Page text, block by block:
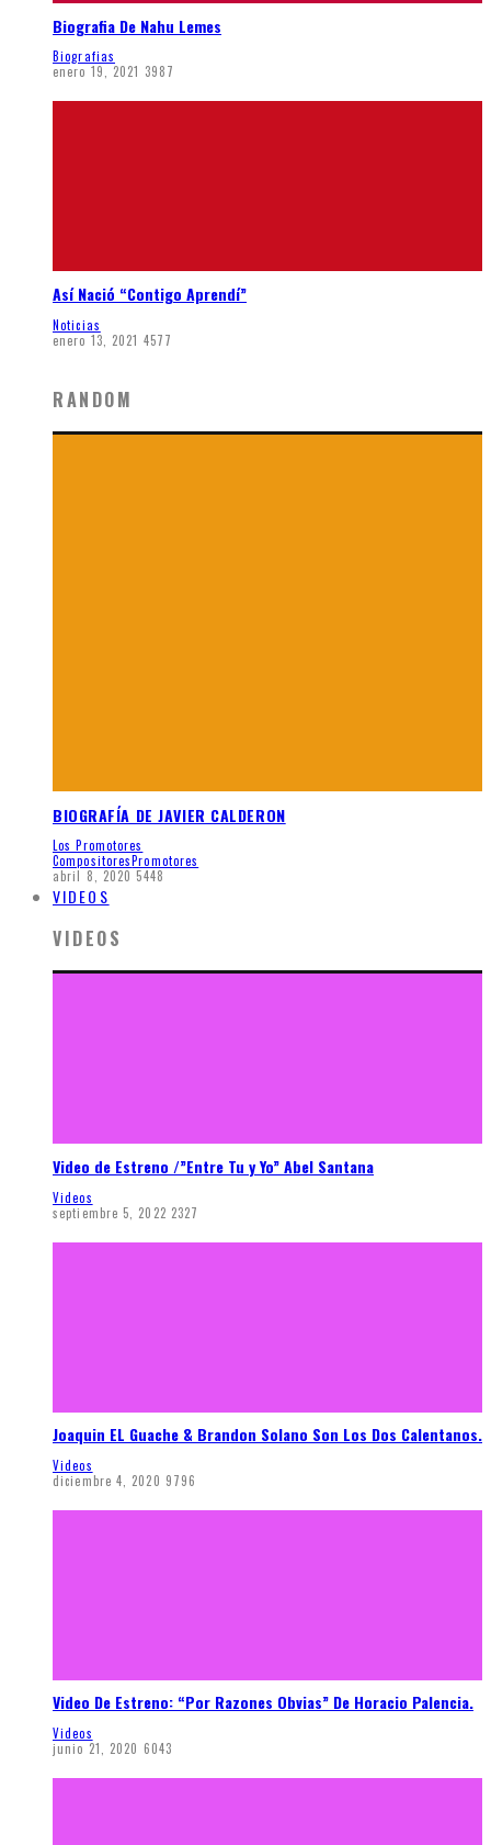
Biografia De Nahu Lemes
Biografias
enero 19, 2021 3987
Así Nació “Contigo Aprendí”
Noticias
enero 13, 2021 4577
RANDOM
BIOGRAFÍA DE JAVIER CALDERON
Los Promotores
CompositoresPromotores
abril 8, 2020 5448
VIDEOS
VIDEOS
Video de Estreno /”Entre Tu y Yo” Abel Santana
Videos
septiembre 5, 2022 2327
Joaquin EL Guache & Brandon Solano Son Los Dos Calentanos.
Videos
diciembre 4, 2020 9796
Video De Estreno: “Por Razones Obvias” De Horacio Palencia.
Videos
junio 21, 2020 6043